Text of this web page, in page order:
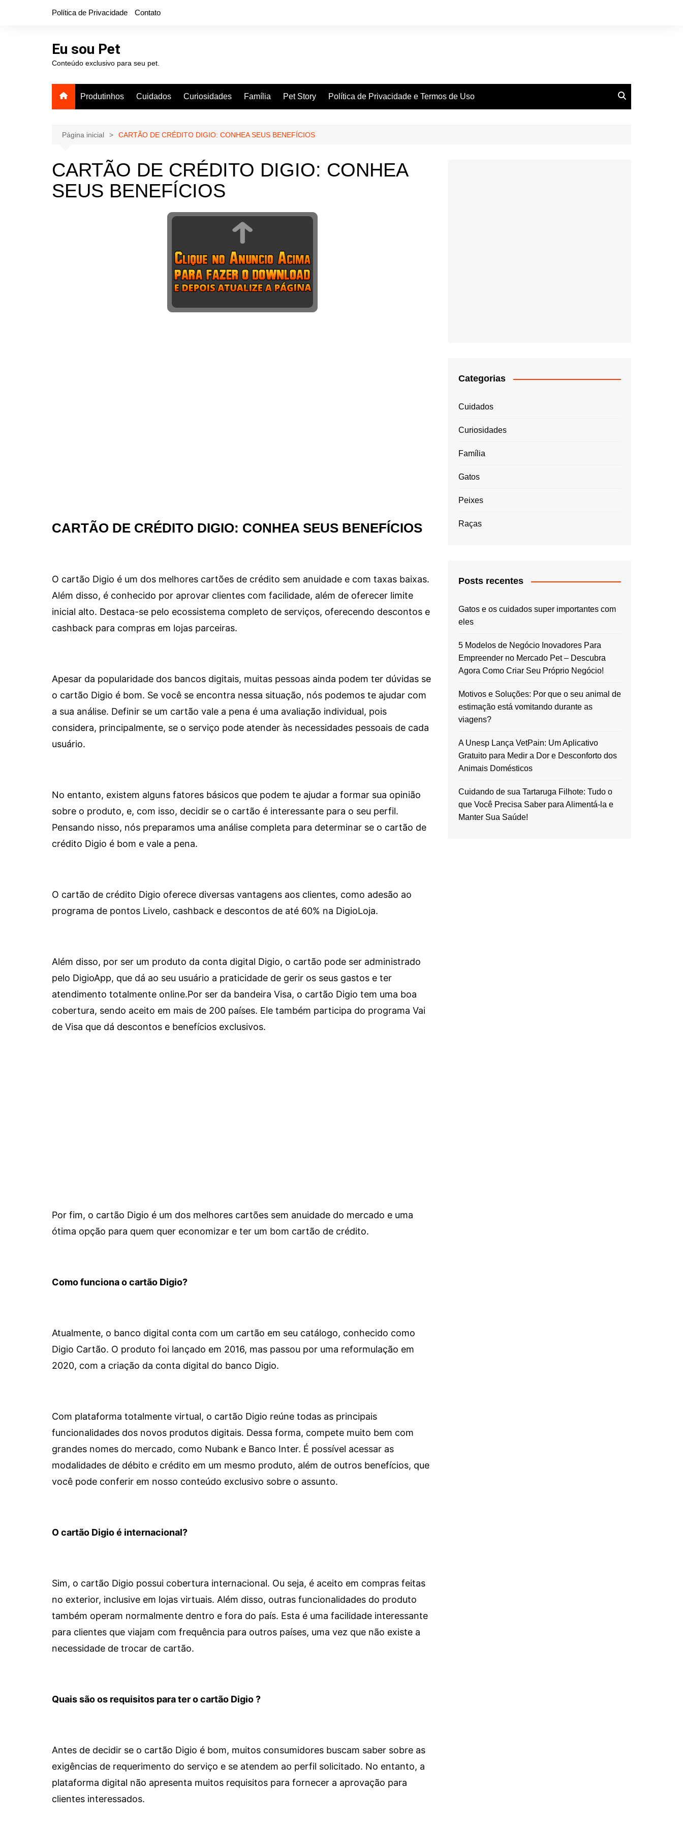
Política de Privacidade Contato
Eu sou Pet
Conteúdo exclusivo para seu pet.
Produtinhos Cuidados Curiosidades Família Pet Story Política de Privacidade e Termos de Uso
Página inicial CARTÃO DE CRÉDITO DIGIO: CONHEA SEUS BENEFÍCIOS
CARTÃO DE CRÉDITO DIGIO: CONHEA
SEUS BENEFÍCIOS
CARTÃO DE CRÉDITO DIGIO: CONHEA SEUS BENEFÍCIOS
O cartão Digio é um dos melhores cartões de crédito sem anuidade e com taxas baixas.
Além disso, é conhecido por aprovar clientes com facilidade, além de oferecer limite
inicial alto. Destaca-se pelo ecossistema completo de serviços, oferecendo descontos e
cashback para compras em lojas parceiras.
Apesar da popularidade dos bancos digitais, muitas pessoas ainda podem ter dúvidas se
o cartão Digio é bom. Se você se encontra nessa situação, nós podemos te ajudar com
a sua análise. Definir se um cartão vale a pena é uma avaliação individual, pois
considera, principalmente, se o serviço pode atender às necessidades pessoais de cada
usuário.
No entanto, existem alguns fatores básicos que podem te ajudar a formar sua opinião
sobre o produto, e, com isso, decidir se o cartão é interessante para o seu perfil.
Pensando nisso, nós preparamos uma análise completa para determinar se o cartão de
crédito Digio é bom e vale a pena.
O cartão de crédito Digio oferece diversas vantagens aos clientes, como adesão ao
programa de pontos Livelo, cashback e descontos de até 60% na DigioLoja.
Além disso, por ser um produto da conta digital Digio, o cartão pode ser administrado
pelo DigioApp, que dá ao seu usuário a praticidade de gerir os seus gastos e ter
atendimento totalmente online.Por ser da bandeira Visa, o cartão Digio tem uma boa
cobertura, sendo aceito em mais de 200 países. Ele também participa do programa Vai
de Visa que dá descontos e benefícios exclusivos.
Por fim, o cartão Digio é um dos melhores cartões sem anuidade do mercado e uma
ótima opção para quem quer economizar e ter um bom cartão de crédito.
Como funciona o cartão Digio?
Atualmente, o banco digital conta com um cartão em seu catálogo, conhecido como
Digio Cartão. O produto foi lançado em 2016, mas passou por uma reformulação em
2020, com a criação da conta digital do banco Digio.
Com plataforma totalmente virtual, o cartão Digio reúne todas as principais
funcionalidades dos novos produtos digitais. Dessa forma, compete muito bem com
grandes nomes do mercado, como Nubank e Banco Inter. É possível acessar as
modalidades de débito e crédito em um mesmo produto, além de outros benefícios, que
você pode conferir em nosso conteúdo exclusivo sobre o assunto.
O cartão Digio é internacional?
Sim, o cartão Digio possui cobertura internacional. Ou seja, é aceito em compras feitas
no exterior, inclusive em lojas virtuais. Além disso, outras funcionalidades do produto
também operam normalmente dentro e fora do país. Esta é uma facilidade interessante
para clientes que viajam com frequência para outros países, uma vez que não existe a
necessidade de trocar de cartão.
Quais são os requisitos para ter o cartão Digio ?
Antes de decidir se o cartão Digio é bom, muitos consumidores buscam saber sobre as
exigências de requerimento do serviço e se atendem ao perfil solicitado. No entanto, a
plataforma digital não apresenta muitos requisitos para fornecer a aprovação para
clientes interessados.
Categorias
Cuidados
Curiosidades
Família
Gatos
Peixes
Raças
Posts recentes
Gatos e os cuidados super importantes com
eles
5 Modelos de Negócio Inovadores Para
Empreender no Mercado Pet – Descubra
Agora Como Criar Seu Próprio Negócio!
Motivos e Soluções: Por que o seu animal de
estimação está vomitando durante as
viagens?
A Unesp Lança VetPain: Um Aplicativo
Gratuito para Medir a Dor e Desconforto dos
Animais Domésticos
Cuidando de sua Tartaruga Filhote: Tudo o
que Você Precisa Saber para Alimentá-la e
Manter Sua Saúde!